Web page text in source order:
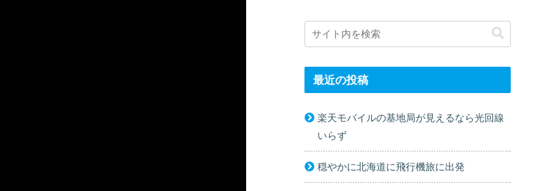
最近の投稿
楽天モバイルの基地局が見えるなら光回線
いらず
穏やかに北海道に飛行機旅に出発